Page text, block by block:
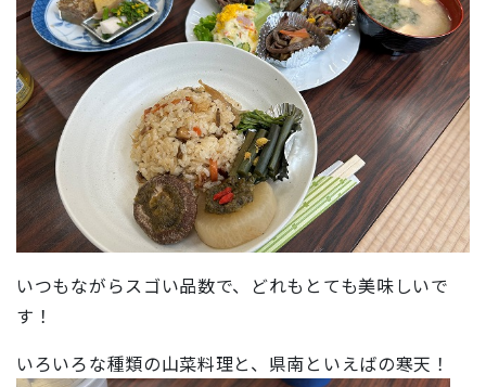
いつもながらスゴい品数で、どれもとても美味しいで
す！
いろいろな種類の山菜料理と、県南といえばの寒天！